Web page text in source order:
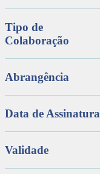
Tipo de
Colaboração
Abrangência
Data de Assinatura
Validade